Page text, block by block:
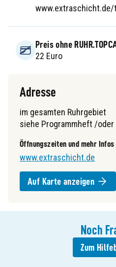
Preis ohne
22 Euro
Adresse
im gesamten Ruhrgebiet
siehe Programmheft /
Öffnungszeiten und mehr Infos
www.extraschicht.de
Auf Karte anzeigen
Noch
Zum